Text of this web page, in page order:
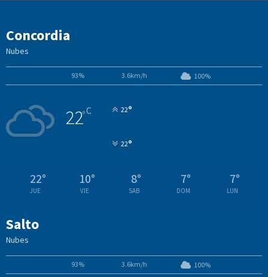
Concordia
Nubes
93% 3.6km/h 100%
22°C 22°
22°
22°
JUE
10°
VIE
8°
SAB
7°
DOM
7°
LUN
Salto
Nubes
93% 3.6km/h 100%